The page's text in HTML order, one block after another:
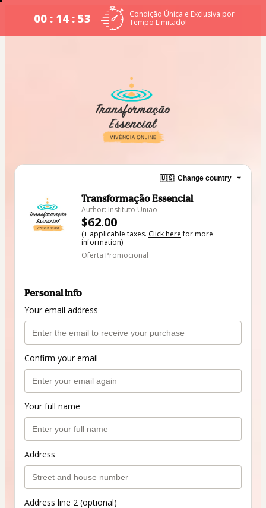
00 : 14 : 53
Condição Única e Exclusiva por
Tempo Limitado!
🇺🇸 Change country
Transformação Essencial
Author: Instituto União
$62.00
(+ applicable taxes. Click herefor more
information)
Oferta Promocional
Personal info
Your email address
Confirm your email
Your full name
Address
Address line 2 (optional)